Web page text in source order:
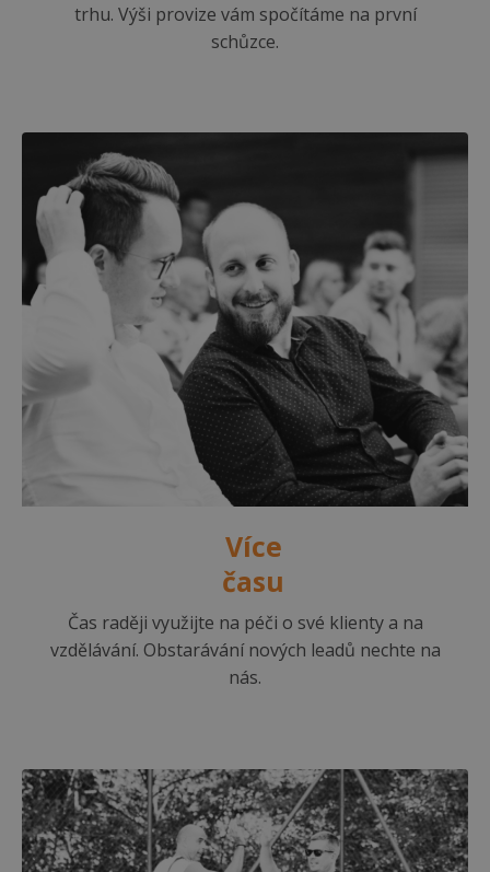
trhu. Výši provize vám spočítáme na první
schůzce.
Více
času
Čas raději využijte na péči o své klienty a na
vzdělávání. Obstarávání nových leadů nechte na
nás.